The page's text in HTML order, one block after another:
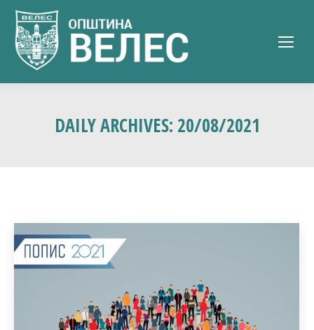
DAILY ARCHIVES: 20/08/2021